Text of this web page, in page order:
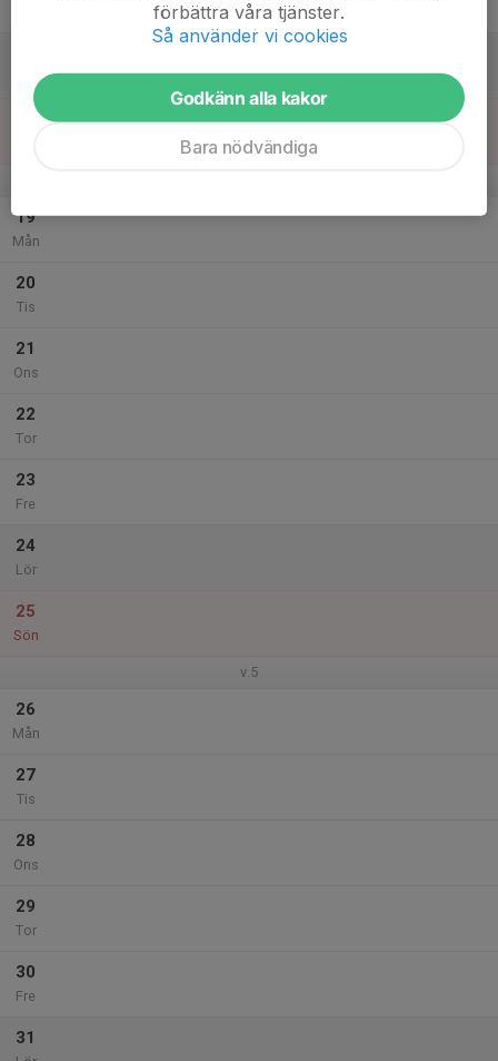
19
Mån
20
Tis
21
Ons
22
Tor
23
Fre
24
Lör
25
Sön
v.5
26
Mån
27
Tis
28
Ons
29
Tor
30
Fre
31
förbättra våra tjänster.
Så använder vi cookies
Godkänn alla kakor
Bara nödvändiga